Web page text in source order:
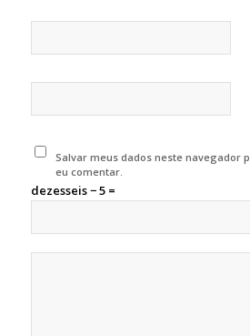
Salvar meus dados neste navegador
eu comentar.
dezesseis − 5 =